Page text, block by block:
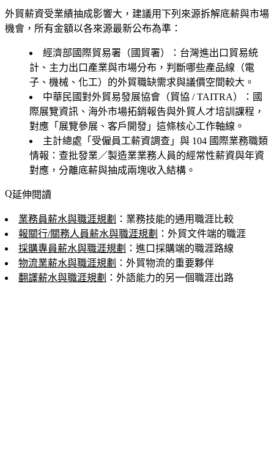
外貿薪資受業績抽成影響大，建議用下列來源拆解底薪與市場
機會，所有金額以各來源最新公布為準：
經濟部國際貿易署（國貿署）
：台灣進出口貿易統
計、主力出口產業與市場分布，判斷哪些產品線（電
子、機械、化工）的外貿職缺需求與議價空間較大。
中華民國對外貿易發展協會（貿協 / TAITRA）
：國
際展覽資訊、海外市場拓銷報告與外貿人才培訓課程，
對應「展覽參展、客戶開發」這條核心工作軸線。
主計總處「受僱員工薪資調查」與 104 國際業務職類
情報 ：查批發業／製造業業務人員的經常性薪資與年資
對應，分離底薪與抽成兩塊收入結構。
延伸閱讀
業務員薪水與職涯規劃 ：業務技能的通用職涯比較
報關行/關務人員薪水與職涯規劃 ：外貿文件端的職涯
採購專員薪水與職涯規劃 ：進口採購端的職涯路線
物流業薪水與職涯規劃 ：外貿物流的重要夥伴
翻譯薪水與職涯規劃 ：外語能力的另一個職涯出路